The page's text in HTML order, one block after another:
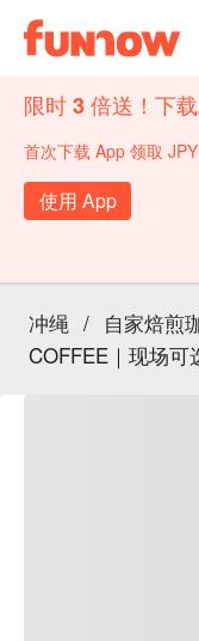
限时 3 倍送！下
首次下载 App 领取
使用 App
冲绳 / 自家焙煎
COFFEE｜现场可